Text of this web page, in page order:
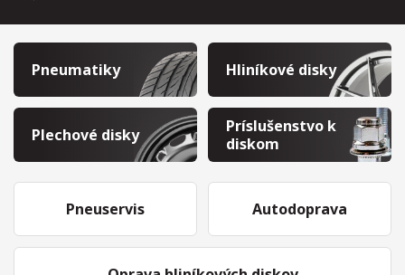
Pneumatiky Hliníkové disky
Plechové disky
Príslušenstvo k
diskom
Pneuservis Autodoprava